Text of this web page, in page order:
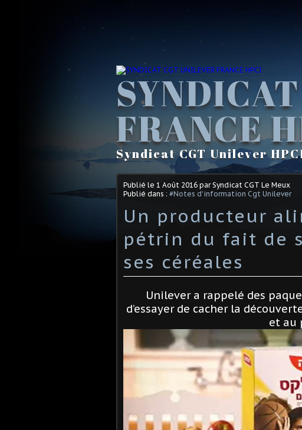
FRANCE
Syndicat CGT Unilever
Publié le 1 Août 2016 par Syndicat CGT Le Meux
Publié dans : #Notes d'information Cgt Unilever
Un producteur
pétrin du fait de
ses céréales
Unilever a rappelé des
d’essayer de cacher la
et au